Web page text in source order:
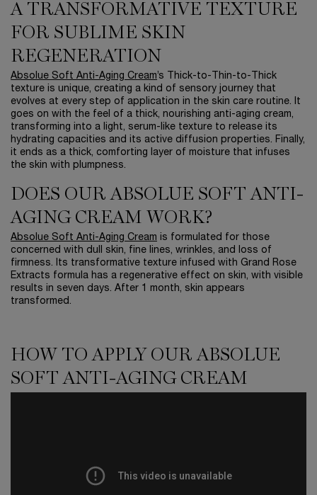
A TRANSFORMATIVE TEXTURE
FOR SUBLIME SKIN
REGENERATION
Absolue Soft Anti-Aging Cream’s Thick-to-Thin-to-Thick
texture is unique, creating a kind of sensory journey that
evolves at every step of application in the skin care routine. It
goes on with the feel of a thick, nourishing anti-aging cream,
transforming into a light, serum-like texture to release its
hydrating capacities and its active diffusion properties. Finally,
it ends as a thick, comforting layer of moisture that infuses
the skin with plumpness.
DOES OUR ABSOLUE SOFT ANTI-
AGING CREAM WORK?
Absolue Soft Anti-Aging Cream is formulated for those
concerned with dull skin, fine lines, wrinkles, and loss of
firmness. Its transformative texture infused with Grand Rose
Extracts formula has a regenerative effect on skin, with visible
results in seven days. After 1 month, skin appears
transformed.
HOW TO APPLY OUR ABSOLUE
SOFT ANTI-AGING CREAM